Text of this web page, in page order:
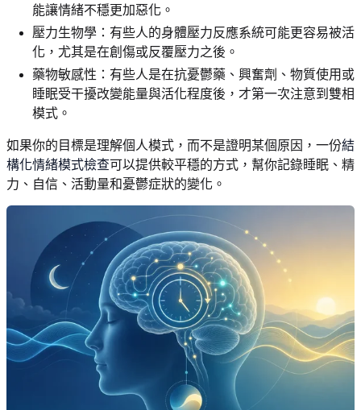
能讓情緒不穩更加惡化。
壓力生物學：有些人的身體壓力反應系統可能更容易被活
化，尤其是在創傷或反覆壓力之後。
藥物敏感性：有些人是在抗憂鬱藥、興奮劑、物質使用或
睡眠受干擾改變能量與活化程度後，才第一次注意到雙相
模式。
如果你的目標是理解個人模式，而不是證明某個原因，一份結
構化情緒模式檢查可以提供較平穩的方式，幫你記錄睡眠、精
力、自信、活動量和憂鬱症狀的變化。